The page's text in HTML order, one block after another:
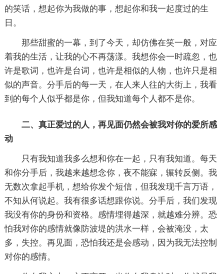
的笑话，想起你为我做的事，想起你和我一起度过的生
日。
那些甜蜜的一幕，到了今天，却仿佛在笑一般，对应
着我的生活，让我的心不再荡漾。我想你会一时疏忽，也
许是歌词，也许是台词，也许是相似的人物，也许只是相
似的声音。分手后的每一天，在人来人往的大街上，我看
到的每个人似乎都是你，但我知道每个人都不是你。
二、真正爱过的人，再见面仍然会被我对你的爱所感
动
只有我知道我多么想和你在一起，只有我知道。每天
和你分手后，我越来越想念你，夜不能寐，辗转反侧。我
无数次拿起手机，想给你发个短信，但我发现千言万语，
不知从何说起。我有很多话想跟你说。分手后，我们发现
我没有你的身份和资格。感情埋得越深，就越难分辨。恐
怕我对你的感情就像防波堤的洪水一样，会被淹没，太
多，失控。再见面，恐怕我还是会感动，因为我无法控制
对你的感情。